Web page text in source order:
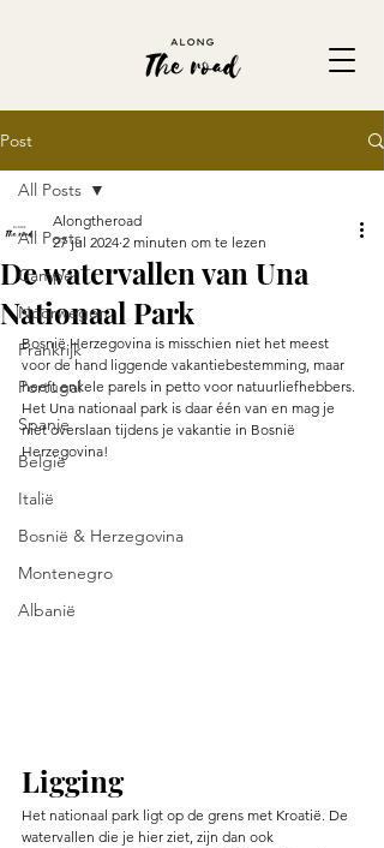
Post
All Posts
Camper
Noorwegen
Frankrijk
Portugal
Spanje
België
Italië
Bosnië & Herzegovina
Montenegro
Albanië
All Posts
De watervallen van Una
Nationaal Park
Alongtheroad
27 jul 2024 2 minuten om te lezen
Bosnië Herzegovina is misschien niet het meest
voor de hand liggende vakantiebestemming, maar
heeft enkele parels in petto voor natuurliefhebbers.
Het Una nationaal park is daar één van en mag je
niet overslaan tijdens je vakantie in Bosnië
Herzegovina!
Ligging
Het nationaal park ligt op de grens met Kroatië. De
watervallen die je hier ziet, zijn dan ook